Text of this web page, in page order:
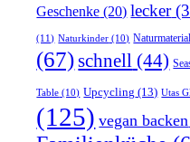
Geschenke (20) lecker
(11) Naturkinder (10)
(67)schnell (44)
Table (10) Upcycling (13) Utas
(125) vegan backen